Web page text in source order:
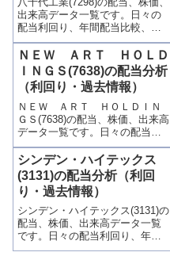
出来高データ一覧です。日々の
配当利回り、年間配当比較、株
価や出来高との関連、高額配当
目的の買い時チャンスなど、表
とグラフでわかりやすく掲載、
配当利回りランキングも参考
に！
ＮＥＷ ＡＲＴ ＨＯＬＤ
ＩＮＧＳ(7638)の配当分析
（利回り・過去情報）
ＮＥＷ ＡＲＴ ＨＯＬＤＩＮ
ＧＳ(7638)の配当、株価、出来高
データ一覧です。日々の配当利
回り、年間配当比較、株価や出
来高との関連、高額配当目的の
買い時チャンスなど、表とグラ
フでわかりやすく掲載、配当利
回りランキングも参考に！
シンデン・ハイテックス
(3131)の配当分析（利回
り・過去情報）
シンデン・ハイテックス(3131)の
配当、株価、出来高データ一覧
です。日々の配当利回り、年間
配当比較、株価や出来高との関